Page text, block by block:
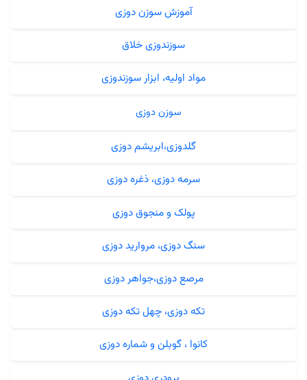
آموزش سوزن دوزی
سوزندوزی خلاق
مواد اولیه، ابزار سوزندوزی
سوزن دوزی
گلدوزی،ابریشم دوزی
سرمه دوزی، ذغره دوزی
پولک و منجوق دوزی
سنگ دوزی، مروارید دوزی
مرصع دوزی،جواهر دوزی
تکه دوزی، چهل تکه دوزی
کانوا ، گوبلن و شماره دوزی